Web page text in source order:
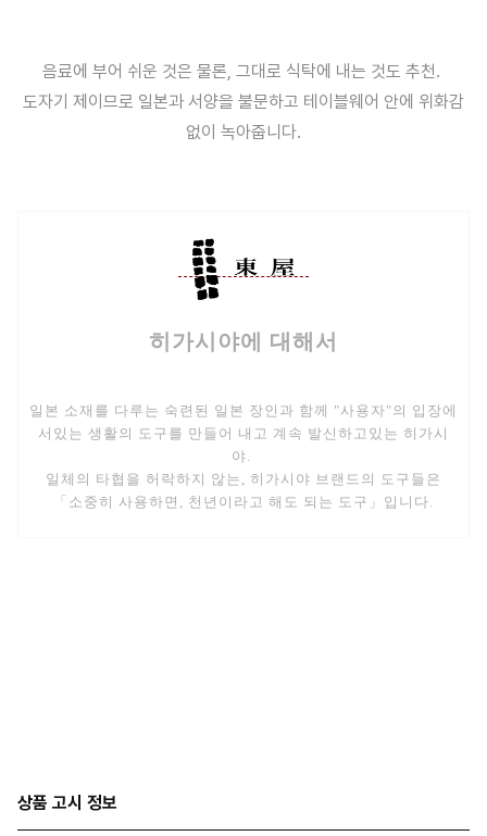
음료에 부어 쉬운 것은 물론, 그대로 식탁에 내는 것도 추천.
도자기 제이므로 일본과 서양을 불문하고 테이블웨어 안에 위화감
없이 녹아줍니다.
히가시야에 대해서
일본 소재를 다루는 숙련된 일본 장인과 함께 "사용자"의 입장에
서있는 생활의 도구를 만들어 내고 계속 발신하고있는 히가시
야.
일체의 타협을 허락하지 않는, 히가시야 브랜드의 도구들은
「소중히 사용하면, 천년이라고 해도 되는 도구」입니다.
상품 고시 정보